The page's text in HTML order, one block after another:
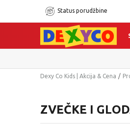
Status porudžbine
Dexy Co Kids | Akcija & Cena
ZVEČKE I